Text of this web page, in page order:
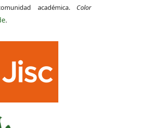
académica. Color
.